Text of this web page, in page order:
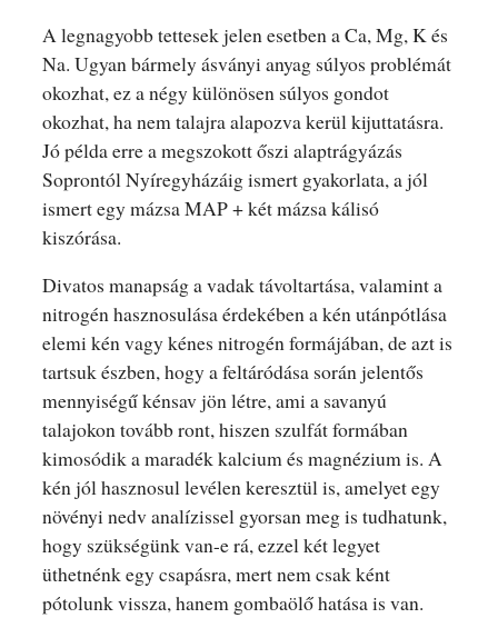
A legnagyobb tettesek jelen esetben a Ca, Mg, K és
Na. Ugyan bármely ásványi anyag súlyos problémát
okozhat, ez a négy különösen súlyos gondot
okozhat, ha nem talajra alapozva kerül kijuttatásra.
Jó példa erre a megszokott őszi alaptrágyázás
Soprontól Nyíregyházáig ismert gyakorlata, a jól
ismert egy mázsa MAP + két mázsa kálisó
kiszórása.
Divatos manapság a vadak távoltartása, valamint a
nitrogén hasznosulása érdekében a kén utánpótlása
elemi kén vagy kénes nitrogén formájában, de azt is
tartsuk észben, hogy a feltáródása során jelentős
mennyiségű kénsav jön létre, ami a savanyú
talajokon tovább ront, hiszen szulfát formában
kimosódik a maradék kalcium és magnézium is. A
kén jól hasznosul levélen keresztül is, amelyet egy
növényi nedv analízissel gyorsan meg is tudhatunk,
hogy szükségünk van-e rá, ezzel két legyet
üthetnénk egy csapásra, mert nem csak ként
pótolunk vissza, hanem gombaölő hatása is van.